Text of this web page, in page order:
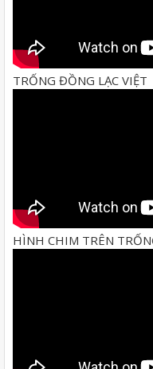
TRỐNG ĐỒNG LẠC VIỆT
HÌNH CHIM TRÊN